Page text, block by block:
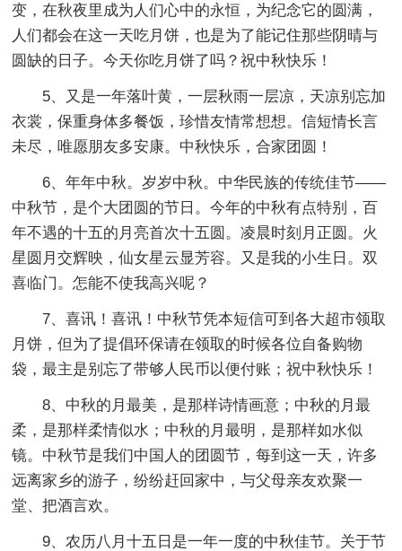
变，在秋夜里成为人们心中的永恒，为纪念它的圆满，
人们都会在这一天吃月饼，也是为了能记住那些阴晴与
圆缺的日子。今天你吃月饼了吗？祝中秋快乐！
5、又是一年落叶黄，一层秋雨一层凉，天凉别忘加
衣裳，保重身体多餐饭，珍惜友情常想想。信短情长言
未尽，唯愿朋友多安康。中秋快乐，合家团圆！
6、年年中秋。岁岁中秋。中华民族的传统佳节——
中秋节，是个大团圆的节日。今年的中秋有点特别，百
年不遇的十五的月亮首次十五圆。凌晨时刻月正圆。火
星圆月交辉映，仙女星云显芳容。又是我的小生日。双
喜临门。怎能不使我高兴呢？
7、喜讯！喜讯！中秋节凭本短信可到各大超市领取
月饼，但为了提倡环保请在领取的时候各位自备购物
袋，最主是别忘了带够人民币以便付账；祝中秋快乐！
8、中秋的月最美，是那样诗情画意；中秋的月最
柔，是那样柔情似水；中秋的月最明，是那样如水似
镜。中秋节是我们中国人的团圆节，每到这一天，许多
远离家乡的游子，纷纷赶回家中，与父母亲友欢聚一
堂、把酒言欢。
9、农历八月十五日是一年一度的中秋佳节。关于节